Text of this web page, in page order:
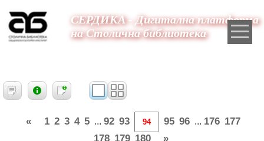
СЕРДИКА - Дигитална платформа
на Столична библиотека
« 1 2 3 4 5 ... 92 93 95 96 ... 176 177
178 179 180 »